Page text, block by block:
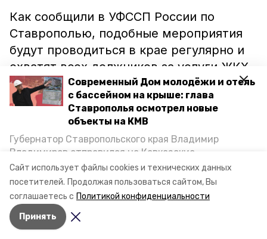
Сайт использует файлы cookies и технических данных
посетителей. Продолжая пользоваться сайтом, Вы
соглашаетесь с Политикой конфиденциальности
Принять
Современный Дом молодёжи и отель
с бассейном на крыше: глава
Ставрополья осмотрел новые
объекты на КМВ
Губернатор Ставропольского края Владимир
Владимиров отправился на Кавказские
Минеральные Воды, чтобы проинспектировать
строительство объектов в Кисловодске и
Минводах, а также выслушать предложения о
постройке новых точек притяжения для местных
жителей. Подробнее — в материале «Победы26».
Как сообщили в УФССП России по
Ставрополью, подобные мероприятия
будут проводиться в крае регулярно и
охватят всех должников за услуги ЖКХ.
Узнать о наличии задолженности можно
на сайте краевого управления
r26.fssprus.ru.
Напомним, по информации минувшего
года, в городе-курортеживут сорок
крупных налоговых должников.
Авторы: Елена Татаринова